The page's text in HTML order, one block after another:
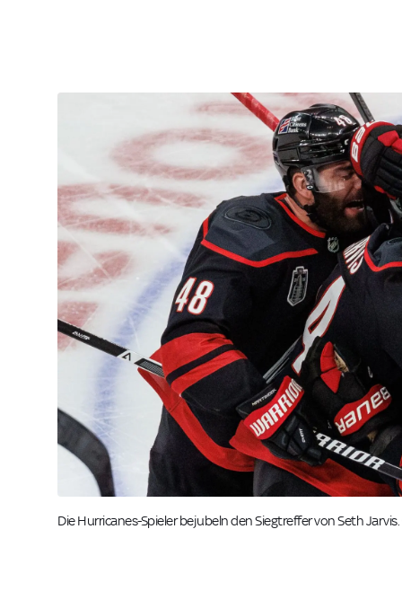
Die Hurricanes-Spieler bejubeln den Siegtreffer von Seth